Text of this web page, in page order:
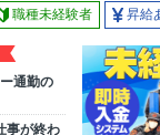
職種未経験者 昇給
通勤の
事が終わ